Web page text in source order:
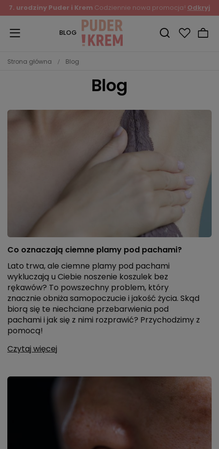
Zapisz się do Newsletterai odbierz 10% rabatu!
BLOG
Strona główna Blog
Blog
Co oznaczają ciemne plamy pod pachami?
Lato trwa, ale ciemne plamy pod pachami
wykluczają u Ciebie noszenie koszulek bez
rękawów? To powszechny problem, który
znacznie obniża samopoczucie i jakość życia. Skąd
biorą się te niechciane przebarwienia pod
pachami i jak się z nimi rozprawić? Przychodzimy z
pomocą!
Czytaj więcej